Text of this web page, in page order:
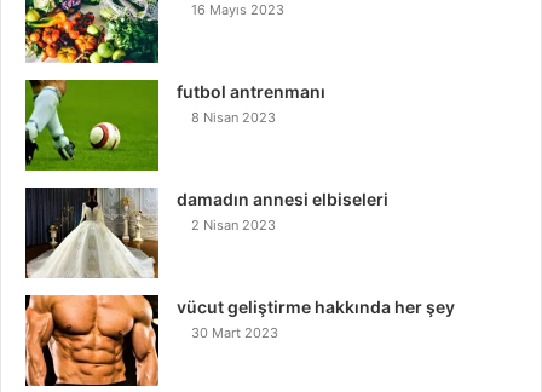
16 Mayıs 2023
futbol antrenmanı
8 Nisan 2023
damadın annesi elbiseleri
2 Nisan 2023
vücut geliştirme hakkında her şey
30 Mart 2023